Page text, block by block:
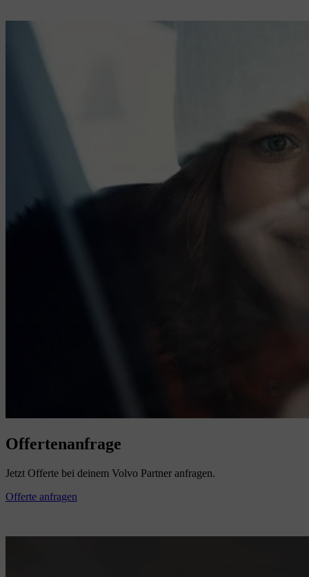
Offertenanfrage
Jetzt Offerte bei deinem Volvo Partner anfragen.
Offerte anfragen